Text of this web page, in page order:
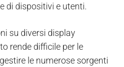
di dispositivi e utenti.
su diversi display
rende difficile per le
le numerose sorgenti